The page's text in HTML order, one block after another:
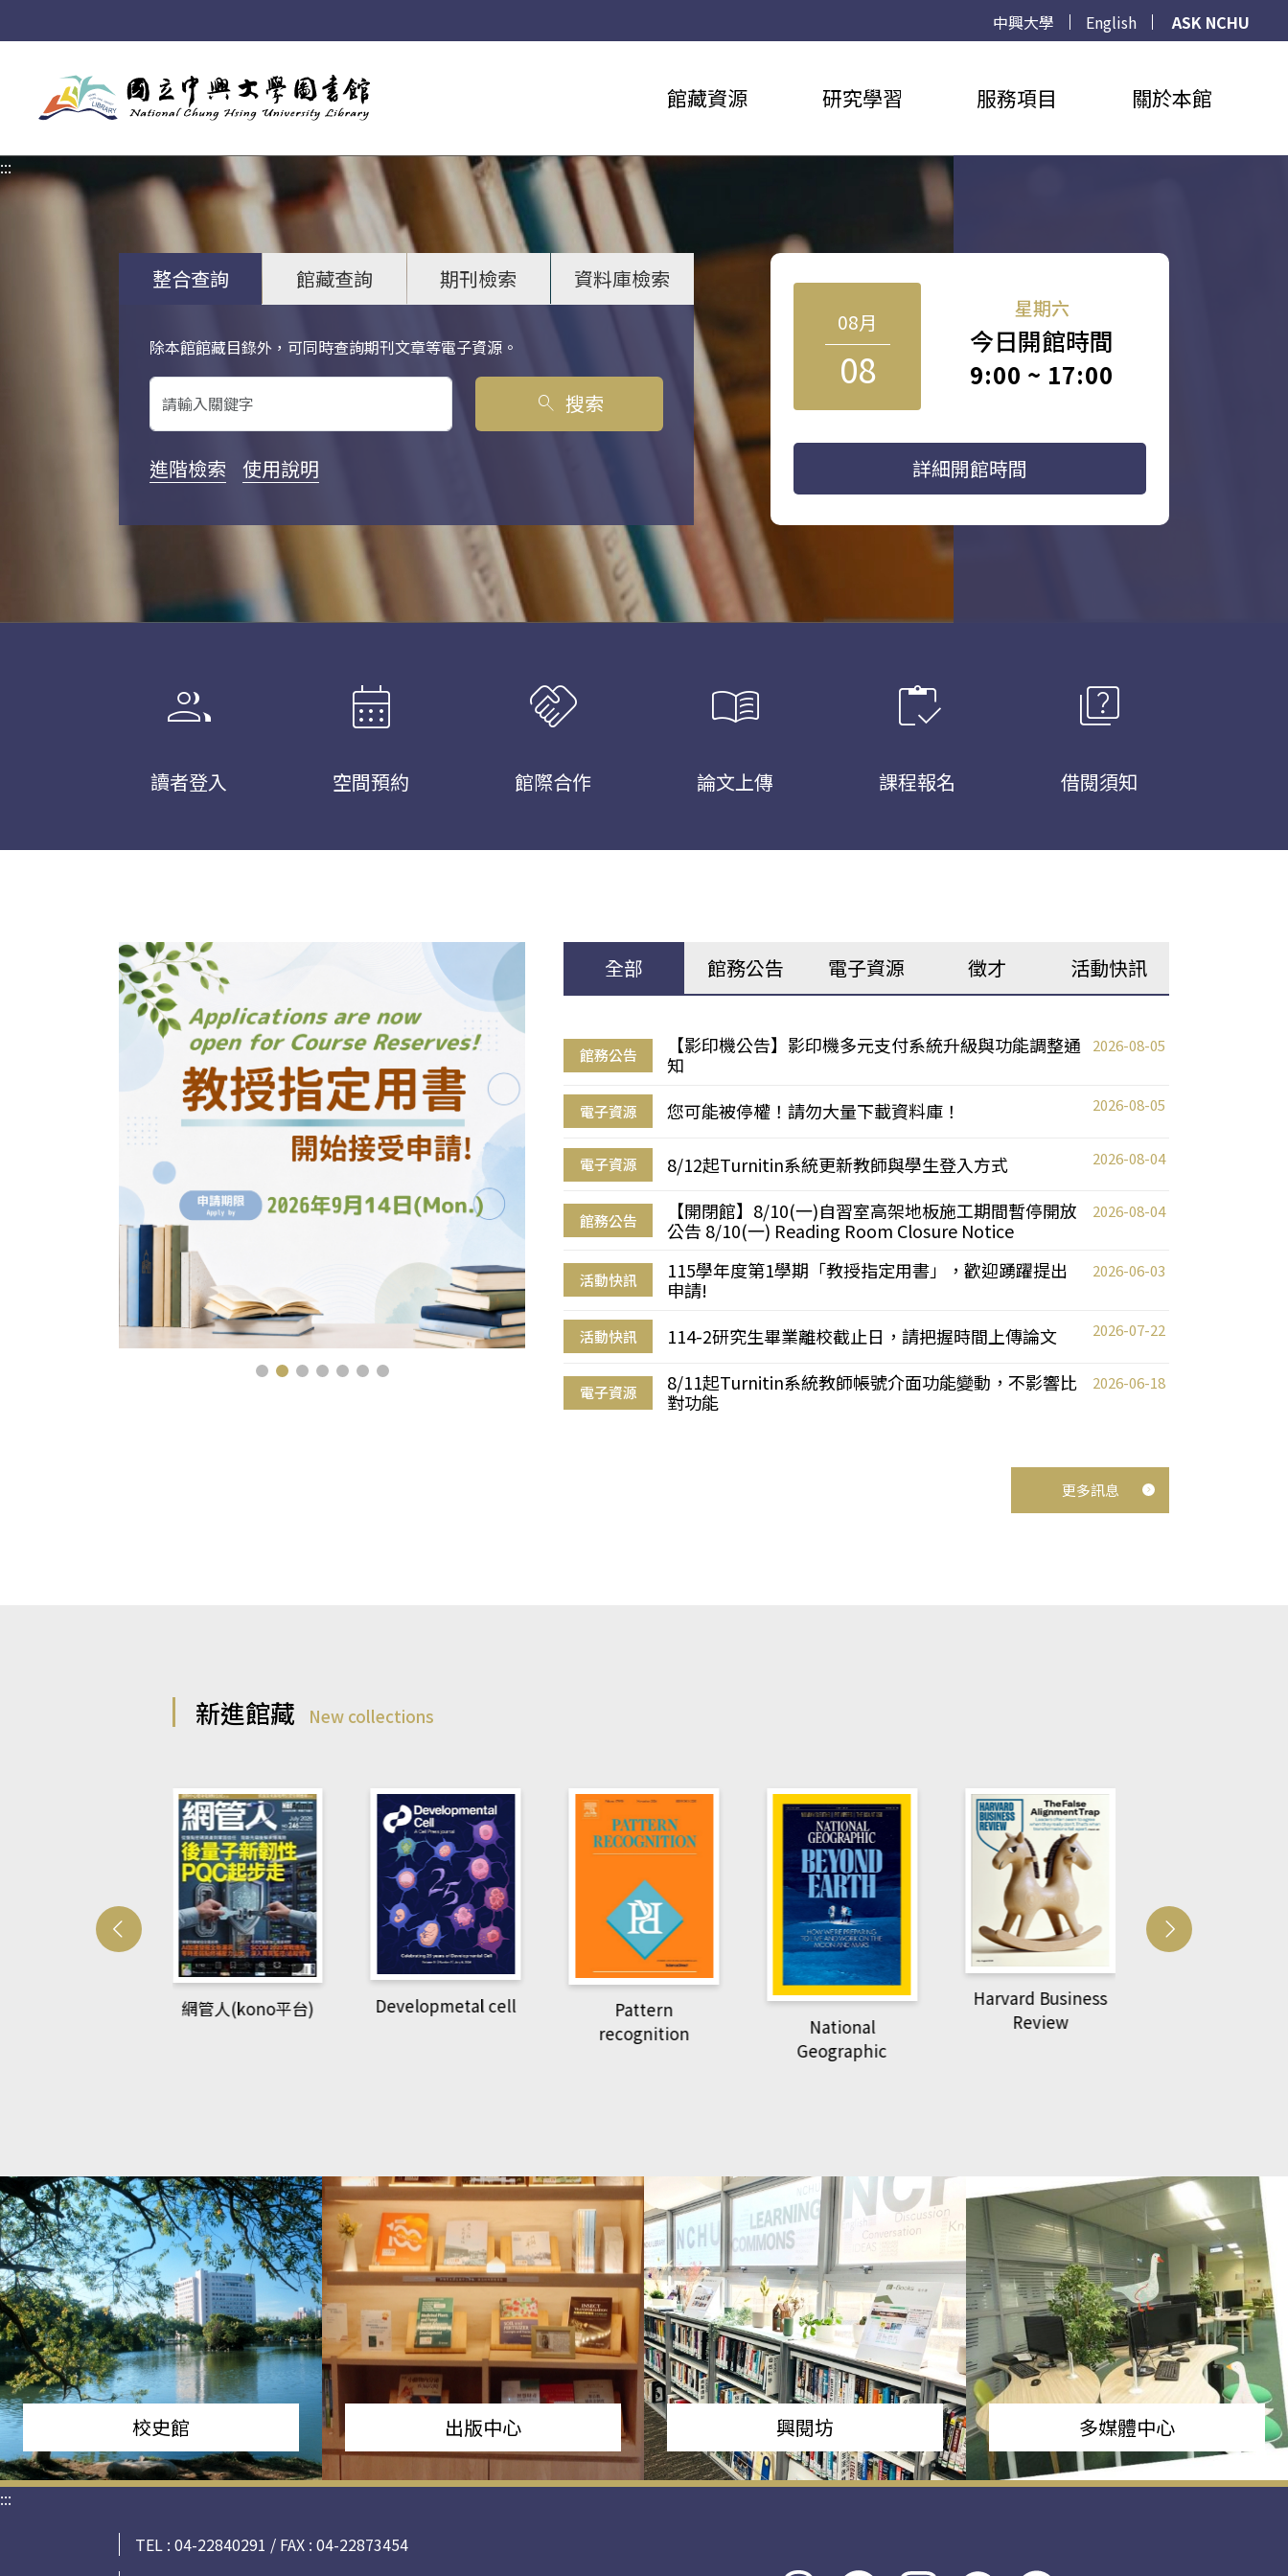
中興大學 English
ASK NCHU
館藏資源 研究學習 服務項目 關於本館
:::
整合查詢 館藏查詢 期刊檢索 資料庫檢索
除本館館藏目錄外，可同時查詢期刊文章等電子資源。
關鍵字搜尋
search 搜索
進階檢索 使用說明
08月
08
星期六
今日開館時間
9:00 ~ 17:00
詳細開館時間
group
讀者登入
calendar_month
空間預約
handshake
館際合作
menu_book
論文上傳
inventory
課程報名
quiz
借閱須知
全部 館務公告 電子資源 徵才 活動快訊
館務公告
【影印機公告】影印機多元支付系統升級與功能調整通
知
2026-08-05
電子資源 您可能被停權！請勿大量下載資料庫！ 2026-08-05
電子資源 8/12起Turnitin系統更新教師與學生登入方式 2026-08-04
館務公告
【開閉館】8/10(一)自習室高架地板施工期間暫停開放
公告 8/10(一) Reading Room Closure Notice
2026-08-04
活動快訊
115學年度第1學期「教授指定用書」，歡迎踴躍提出
申請!
2026-06-03
活動快訊 114-2研究生畢業離校截止日，請把握時間上傳論文 2026-07-22
電子資源
8/11起Turnitin系統教師帳號介面功能變動，不影響比
對功能
2026-06-18
更多訊息
新進館藏 New collections
網管人(kono平台) Developmetal cell
Pattern
recognition
National
Geographic
Harvard Business
Review
校史館 出版中心 興閱坊 多媒體中心
:::
TEL : 04-22840291 / FAX : 04-22873454